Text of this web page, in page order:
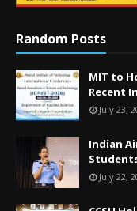
Random Posts
MIT to
Recent
July 23,
Indian
July 22,